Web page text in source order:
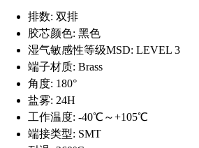
排数: 双排
胶芯颜色: 黑色
湿气敏感性等级MSD: LEVEL 3
端子材质: Brass
角度: 180°
盐雾: 24H
工作温度: -40℃～+105℃
端接类型: SMT